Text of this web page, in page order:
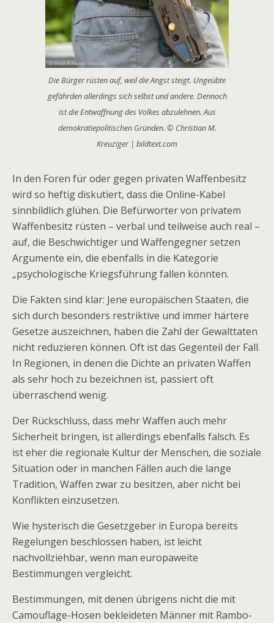
Die Bürger rüsten auf, weil die Angst steigt. Ungeübte
gefährden allerdings sich selbst und andere. Dennoch
ist die Entwaffnung des Volkes abzulehnen. Aus
demokratiepolitischen Gründen. © Christian M.
Kreuziger | bildtext.com
In den Foren für oder gegen privaten Waffenbesitz
wird so heftig diskutiert, dass die Online-Kabel
sinnbildlich glühen. Die Befürworter von privatem
Waffenbesitz rüsten – verbal und teilweise auch real –
auf, die Beschwichtiger und Waffengegner setzen
Argumente ein, die ebenfalls in die Kategorie
„psychologische Kriegsführung fallen könnten.
Die Fakten sind klar: Jene europäischen Staaten, die
sich durch besonders restriktive und immer härtere
Gesetze auszeichnen, haben die Zahl der Gewalttaten
nicht reduzieren können. Oft ist das Gegenteil der Fall.
In Regionen, in denen die Dichte an privaten Waffen
als sehr hoch zu bezeichnen ist, passiert oft
überraschend wenig.
Der Rückschluss, dass mehr Waffen auch mehr
Sicherheit bringen, ist allerdings ebenfalls falsch. Es
ist eher die regionale Kultur der Menschen, die soziale
Situation oder in manchen Fällen auch die lange
Tradition, Waffen zwar zu besitzen, aber nicht bei
Konflikten einzusetzen.
Wie hysterisch die Gesetzgeber in Europa bereits
Regelungen beschlossen haben, ist leicht
nachvollziehbar, wenn man europaweite
Bestimmungen vergleicht.
Bestimmungen, mit denen übrigens nicht die mit
Camouflage-Hosen bekleideten Männer mit Rambo-